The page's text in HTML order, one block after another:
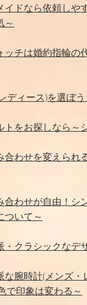
ドなら依頼しや
～
ッチは婚約指輪の
ディース)を選ぼ
をお探しなら
合わせを変えら
わせが自由！シ
ついて～
・クラシックな
な腕時計(メンズ
で印象は変わる～